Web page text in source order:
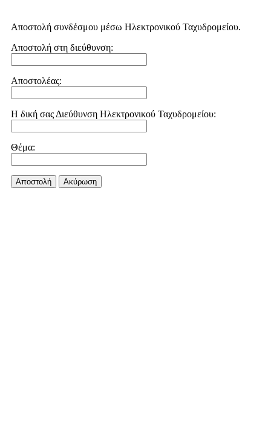
Αποστολή συνδέσμου μέσω Ηλεκτρονικού Ταχυδρομείου.
Αποστολή στη διεύθυνση:
Αποστολέας:
Η δική σας Διεύθυνση Ηλεκτρονικού Ταχυδρομείου:
Θέμα:
Αποστολή Aκύρωση